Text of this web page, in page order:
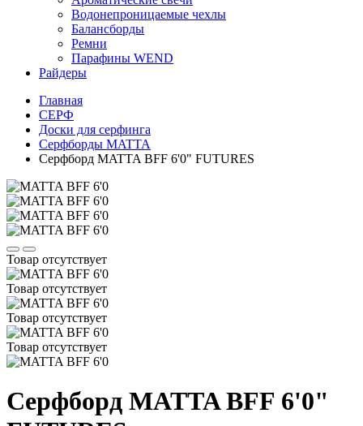
Водонепроницаемые чехлы
Балансборды
Ремни
Парафины WEND
Райдеры
Главная
СЕРФ
Доски для серфинга
Серфборды MATTA
Серфборд MATTA BFF 6'0" FUTURES
Товар отсутствует
Товар отсутствует
Товар отсутствует
Товар отсутствует
Серфборд MATTA BFF 6'0"